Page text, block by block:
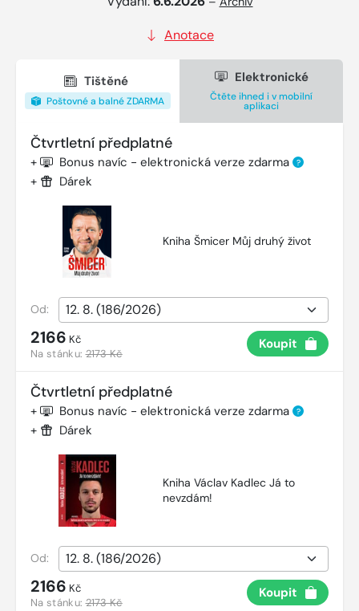
Anotace
Tištěné
Poštovné a balné ZDARMA
Elektronické
Čtěte ihned i v mobilní
aplikaci
Čtvrtletní předplatné
+ Bonus navíc - elektronická verze zdarma ?
+ Dárek
Kniha Šmicer Můj druhý život
Od:
2166 Kč
Na stánku:2173 Kč
Koupit
Čtvrtletní předplatné
+ Bonus navíc - elektronická verze zdarma ?
+ Dárek
Kniha Václav Kadlec Já to
nevzdám!
Od:
2166 Kč
Na stánku:2173 Kč
Koupit